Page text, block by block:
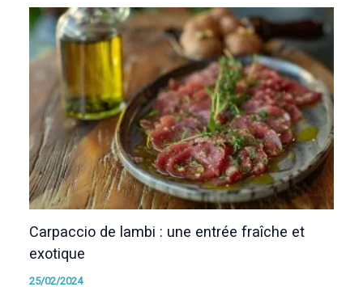
Carpaccio de lambi : une entrée fraîche et
exotique
25/02/2024